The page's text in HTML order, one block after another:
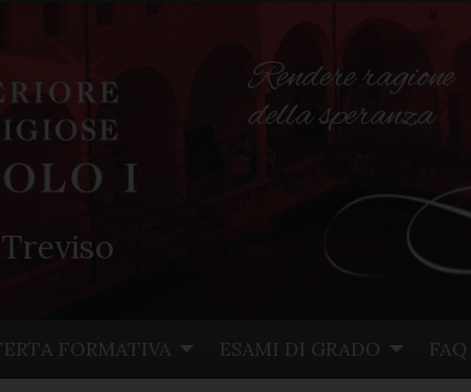
Rendere ragione
della speranza
FORMATIVA ESAMI DI GRADO FAQ